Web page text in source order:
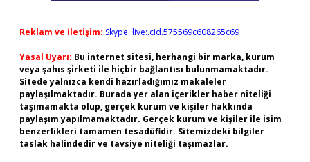
Reklam ve İletişim: Skype: live:.cid.575569c608265c69
Yasal Uyarı: Bu internet sitesi, herhangi bir marka, kurum
veya şahıs şirketi ile hiçbir bağlantısı bulunmamaktadır.
Sitede yalnızca kendi hazırladığımız makaleler
paylaşılmaktadır. Burada yer alan içerikler haber niteliği
taşımamakta olup, gerçek kurum ve kişiler hakkında
paylaşım yapılmamaktadır. Gerçek kurum ve kişiler ile isim
benzerlikleri tamamen tesadüfidir. Sitemizdeki bilgiler
taslak halindedir ve tavsiye niteliği taşımazlar.